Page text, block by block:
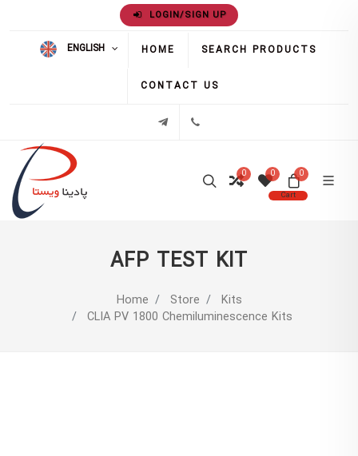
LOGIN/SIGN UP
ENGLISH HOME SEARCH PRODUCTS
CONTACT US
تلگرام
0 0
Cart
0
AFP TEST KIT
Home Store
Kits
CLIA PV 1800 Chemiluminescence Kits